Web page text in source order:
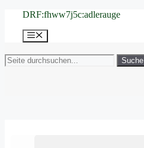
springen
DRF:fhww7j5c:adlerauge
Menü
Suche